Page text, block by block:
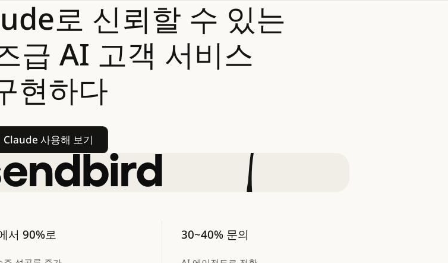
로 신뢰할 수 있는
급 AI 고객 서비스
현하다
Claude 사용해 보기
Claude 사용해 보기
서 90%로 30~40% 문의